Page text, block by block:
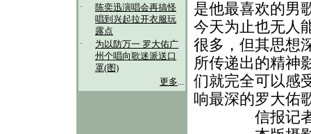
·
陈奕迅演唱会再搞怪
唱到兴起拉开衣服玩
露点
·
为以防万一 罗大佑广
州个唱向歌迷派送口
罩(图)
更多...
是他最喜欢的男
今天为止也无人
很多，但其思想
所传递出的精神
们就完全可以感
响最深的罗大佑
信报记者